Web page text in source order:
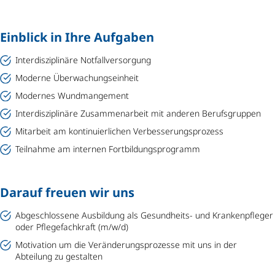
Einblick in Ihre Aufgaben
Interdisziplinäre Notfallversorgung
Moderne Überwachungseinheit
Modernes Wundmangement
Interdisziplinäre Zusammenarbeit mit anderen Berufsgruppen
Mitarbeit am kontinuierlichen Verbesserungsprozess
Teilnahme am internen Fortbildungsprogramm
Darauf freuen wir uns
Abgeschlossene Ausbildung als Gesundheits- und Krankenpfleger
oder Pflegefachkraft (m/w/d)
Motivation um die Veränderungsprozesse mit uns in der
Abteilung zu gestalten